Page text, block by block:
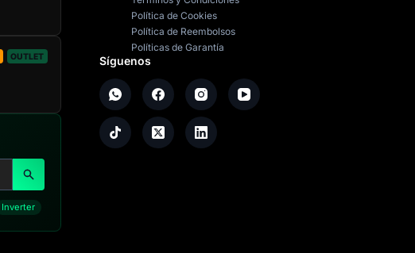
OUTLET
Inverter
Política de Cookies
Política de Reembolsos
Políticas de Garantía
Síguenos